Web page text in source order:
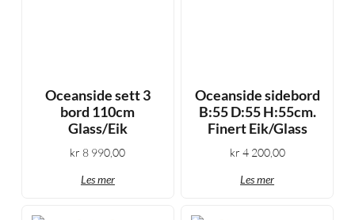
Oceanside sett 3
bord 110cm
Glass/Eik
kr 8 990,00
Les mer
Oceanside sidebord
B:55 D:55 H:55cm.
Finert Eik/Glass
kr 4 200,00
Les mer